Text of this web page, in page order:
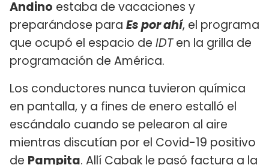
Andino estaba de vacaciones y
preparándose para Es por ahí, el programa
que ocupó el espacio de IDTen la grilla de
programación de América.
Los conductores nunca tuvieron química
en pantalla, y a fines de enero estalló el
escándalo cuando se pelearon al aire
mientras discutían por el Covid-19 positivo
de Pampita. Allí Cabak le pasó factura a la